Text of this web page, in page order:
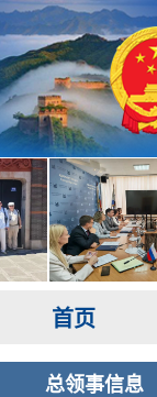
首页
总领事信息